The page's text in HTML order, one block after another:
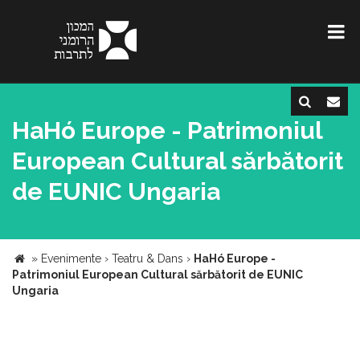
HaHó Europe - Patrimoniul
European Cultural sărbătorit
de EUNIC Ungaria
» Evenimente › Teatru & Dans › HaHó Europe -
Patrimoniul European Cultural sărbătorit de EUNIC
Ungaria